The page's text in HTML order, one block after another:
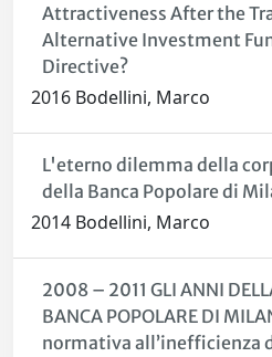
Attractiveness After the
Alternative Investment
Directive?
2016 Bodellini, Marco
L'eterno dilemma della
della Banca Popolare di
2014 Bodellini, Marco
2008 – 2011 GLI ANNI
BANCA POPOLARE DI
normativa all’inefficienza